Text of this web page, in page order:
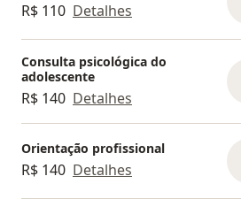
R$ 110 Detalhes
Consulta psicológica do
adolescente
R$ 140 Detalhes
Orientação profissional
R$ 140 Detalhes